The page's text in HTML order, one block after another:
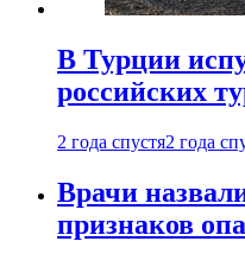
В Турции
российских
2 года спустя2 года
Врачи
признаков